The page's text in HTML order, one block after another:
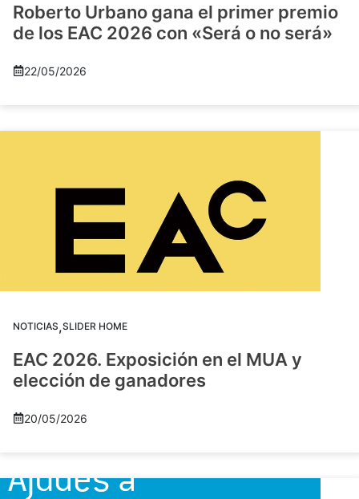
Roberto Urbano gana el primer premio
de los EAC 2026 con «Será o no será»
22/05/2026
NOTICIAS,SLIDER HOME
EAC 2026. Exposición en el MUA y
elección de ganadores
20/05/2026